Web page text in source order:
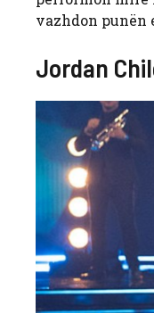
vazhdon punën
Jordan